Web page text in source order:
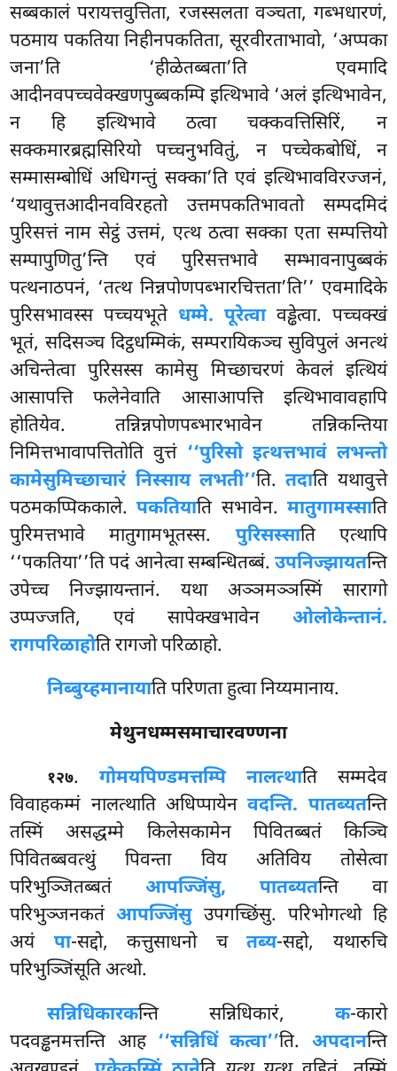
सब्बकालं परायत्तवुत्तिता, रजस्सलता वञ्चता, गब्भधारणं,
पठमाय पकतिया निहीनपकतिता, सूरवीरताभावो, ‘अप्पका
जना’ति ‘हीळेतब्बता’ति एवमादि
आदीनवपच्चवेक्खणपुब्बकम्पि इत्थिभावे ‘अलं इत्थिभावेन,
न हि इत्थिभावे ठत्वा चक्कवत्तिसिरिं, न
सक्कमारब्रह्मसिरियो पच्चनुभवितुं, न पच्चेकबोधिं, न
सम्मासम्बोधिं अधिगन्तुं सक्का’ति एवं इत्थिभावविरज्जनं,
‘यथावुत्तआदीनवविरहतो उत्तमपकतिभावतो सम्पदमिदं
पुरिसत्तं नाम सेट्ठं उत्तमं, एत्थ ठत्वा सक्का एता सम्पत्तियो
सम्पापुणितु’न्ति एवं पुरिसत्तभावे सम्भावनापुब्बकं
पत्थनाठपनं, ‘तत्थ निन्नपोणपब्भारचित्तता’ति’’ एवमादिके
पुरिसभावस्स पच्चयभूते धम्मे. पूरेत्वावड्ढेत्वा. पच्चक्खं
भूतं, सदिसञ्च दिट्ठधम्मिकं, सम्परायिकञ्च सुविपुलं अनत्थं
अचिन्तेत्वा पुरिसस्स कामेसु मिच्छाचरणं केवलं इत्थियं
आसापत्तिफलेनेवाति आसाआपत्ति इत्थिभावावहापि
होतियेव. तन्निन्नपोणपब्भारभावेन तन्निकन्तिया
निमित्तभावापत्तितोति वुत्तं ‘‘पुरिसो इत्थत्तभावं लभन्तो
कामेसुमिच्छाचारं निस्साय लभती’’ति.तदाति यथावुत्ते
पठमकप्पिककाले.पकतियाति सभावेन. मातुगामस्साति
पुरिमत्तभावे मातुगामभूतस्स. पुरिसस्साति एत्थापि
‘‘पकतिया’’ति पदंआनेत्वा सम्बन्धितब्बं. उपनिज्झायतन्ति
उपेच्च निज्झायन्तानं. यथा अञ्ञमञ्ञस्मिं सारागो
उप्पज्जति, एवं सापेक्खभावेन ओलोकेन्तानं.
रागपरिळाहोति रागजो परिळाहो.
निब्बुय्हमानायाति परिणता हुत्वा निय्यमानाय.
मेथुनधम्मसमाचारवण्णना
१२७. गोमयपिण्डमत्तम्पि नालत्थाति सम्मदेव
विवाहकम्मं नालत्थाति अधिप्पायेनवदन्ति. पातब्यतन्ति
तस्मिं असद्धम्मे किलेसकामेन पिवितब्बतं किञ्चि
पिवितब्बवत्थुं पिवन्ता विय अतिविय तोसेत्वा
परिभुञ्जितब्बतंआपज्जिंसु, पातब्यतन्ति वा
परिभुञ्जनकतंआपज्जिंसुउपगच्छिंसु. परिभोगत्थो हि
अयं पा-सद्दो, कत्तुसाधनो चतब्य-सद्दो, यथारुचि
परिभुञ्जिंसूति अत्थो.
सन्निधिकारकन्ति सन्निधिकारं, क-कारो
पदवड्ढनमत्तन्ति आह ‘‘सन्निधिं कत्वा’’ति. अपदानन्ति